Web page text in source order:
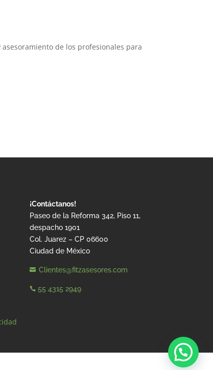
de los profesionales para
¡Contáctanos!
Paseo de la Reforma 342, Piso 11,
despacho 1901
Col. Juarez – CP 06600
Ciudad de México
Clientes@fitzasesores.com
 55 4315 2949